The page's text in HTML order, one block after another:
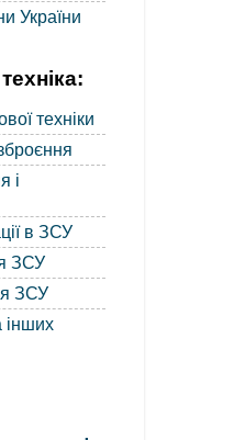
України
техніки
і
в ЗСУ
ЗСУ
ЗСУ
інших